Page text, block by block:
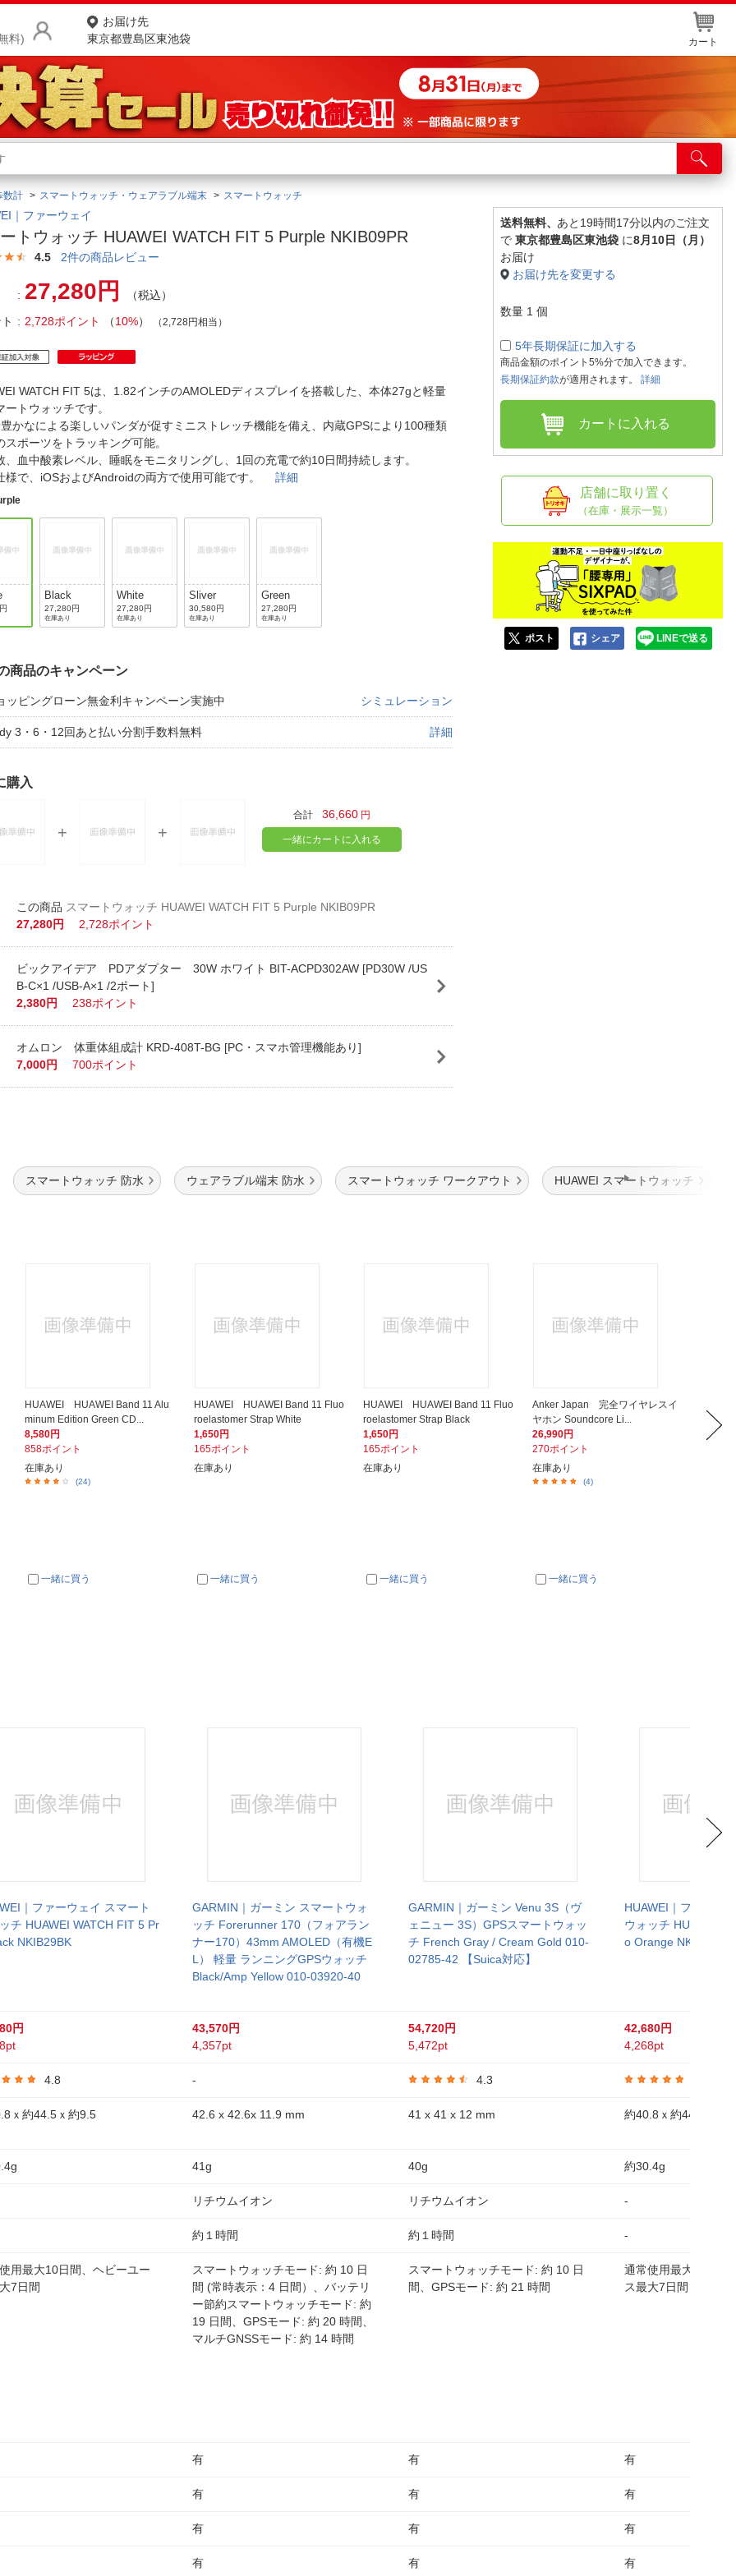
料)
お届け先
東京都豊島区東池袋
カート
商品をさがす
ランキングからさがす
カテゴリ一覧からさがす
お客様サポート
ご利用規約
店舗サービス
ネット取り置き
店舗情報・店舗一覧
IR情報
数計 スマートウォッチ・ウェアラブル端末 スマートウォッチ
｜ファーウェイ
トウォッチ HUAWEI WATCH FIT 5 Purple NKIB09PR
4.5 2件の商品レビュー
27,280円
（税込）
2,728ポイント （10%） （2,728円相当）
WATCH FIT 5は、1.82インチのAMOLEDディスプレイを搭載した、本体27gと軽量
ートウォッチです。
かなによる楽しいパンダが促すミニストレッチ機能を備え、内蔵GPSにより100種類
スポーツをトラッキング可能。
、血中酸素レベル、睡眠をモニタリングし、1回の充電で約10日間持続します。
様で、iOSおよびAndroidの両方で使用可能です。詳細
Black
27,280円
在庫あり
White
27,280円
在庫あり
Sliver
30,580円
在庫あり
Green
27,280円
在庫あり
商品のキャンペーン
ッピングローン無金利キャンペーン実施中 シミュレーション
3・6・12回あと払い分割手数料無料 詳細
購入
合計 36,660 円
一緒にカートに入れる
スマートウォッチ HUAWEI WATCH FIT 5 Purple NKIB09PR
27,280円
2,728ポイント
ビックアイデア PDアダプター 30W ホワイト BIT-ACPD302AW [PD30W /US
B-C×1 /USB-A×1 /2ポート]
2,380円
238ポイント
オムロン 体重体組成計 KRD-408T-BG [PC・スマホ管理機能あり]
7,000円
700ポイント
送料無料、 あと19時間17分以内のご注文
で 東京都豊島区東池袋 に8月10日（月）
お届け
お届け先を変更する
数量 1 個
5年長期保証に加入する
商品金額のポイント5%分で加入できます。
長期保証約款が適用されます。 詳細
カートに入れる
店舗に取り置く
（在庫・展示一覧）
ポスト シェア LINEで送る
スマートウォッチ 防水 ウェアラブル端末 防水 スマートウォッチ ワークアウト HUAWEI スマートウォッチ
HUAWEI HUAWEI Band 11 Alu
minum Edition Green CD...
8,580円
858ポイント
在庫あり
(24)
一緒に買う
HUAWEI HUAWEI Band 11 Fluo
roelastomer Strap White
1,650円
165ポイント
在庫あり
一緒に買う
HUAWEI HUAWEI Band 11 Fluo
roelastomer Strap Black
1,650円
165ポイント
在庫あり
一緒に買う
Anker Japan 完全ワイヤレスイ
ヤホン Soundcore Li...
26,990円
270ポイント
在庫あり
(4)
一緒に買う
ー
2,380円
｜ファーウェイ スマート
チ HUAWEI WATCH FIT 5 Pr
NKIB29BK
円
4.8
ｘ約44.5ｘ約9.5
用最大10日間、ヘビーユー
7日間
GARMIN｜ガーミン スマートウォ
ッチ Forerunner 170（フォアラン
ナー170）43mm AMOLED（有機E
L） 軽量 ランニングGPSウォッチ
Black/Amp Yellow 010-03920-40
43,570円
4,357pt
-
42.6 x 42.6x 11.9 mm
41g
リチウムイオン
約１時間
スマートウォッチモード: 約 10 日
間 (常時表示：4 日間）、バッテリ
ー節約スマートウォッチモード: 約
19 日間、GPSモード: 約 20 時間、
マルチGNSSモード: 約 14 時間
有
有
有
有
GARMIN｜ガーミン Venu 3S（ヴ
ェニュー 3S）GPSスマートウォッ
チ French Gray / Cream Gold 010-
02785-42 【Suica対応】
54,720円
5,472pt
4.3
41 x 41 x 12 mm
40g
リチウムイオン
約１時間
スマートウォッチモード: 約 10 日
間、GPSモード: 約 21 時間
有
有
有
有
HUAWEI｜ファーウ
ウォッチ HUAWEI
o Orange NKIB29OR
42,680円
4,268pt
約40.8ｘ約44.5ｘ約
約30.4g
-
-
通常使用最大10日間
ス最大7日間
有
有
有
有